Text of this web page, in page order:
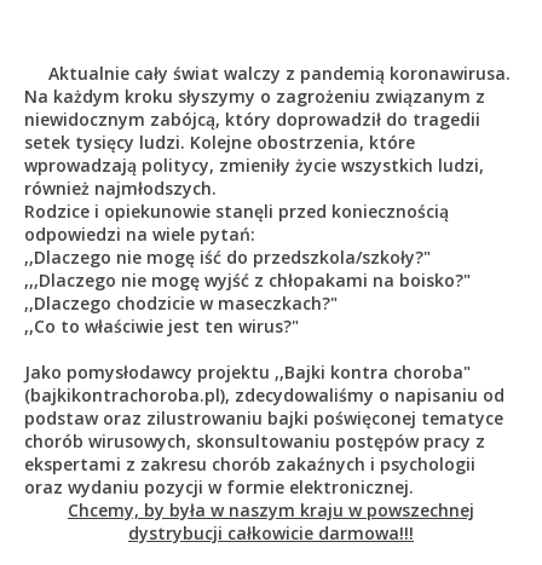
Aktualnie cały świat walczy z pandemią koronawirusa.
Na każdym kroku słyszymy o zagrożeniu związanym z
niewidocznym zabójcą, który doprowadził do tragedii
setek tysięcy ludzi. Kolejne obostrzenia, które
wprowadzają politycy, zmieniły życie wszystkich ludzi,
również najmłodszych.
Rodzice i opiekunowie stanęli przed koniecznością
odpowiedzi na wiele pytań:
,,Dlaczego nie mogę iść do przedszkola/szkoły?"
,,,Dlaczego nie mogę wyjść z chłopakami na boisko?"
,,Dlaczego chodzicie w maseczkach?"
,,Co to właściwie jest ten wirus?"
Jako pomysłodawcy projektu ,,Bajki kontra choroba"
(bajkikontrachoroba.pl), zdecydowaliśmy o napisaniu od
podstaw oraz zilustrowaniu bajki poświęconej tematyce
chorób wirusowych, skonsultowaniu postępów pracy z
ekspertami z zakresu chorób zakaźnych i psychologii
oraz wydaniu pozycji w formie elektronicznej.
Chcemy, by była w naszym kraju w powszechnej
dystrybucji całkowicie darmowa!!!